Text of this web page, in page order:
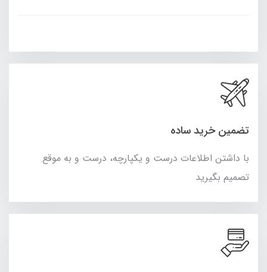
تضمین خرید ساده
با داشتن اطلاعات درست و یکپارچه، درست و به موقع
تصمیم بگیرید